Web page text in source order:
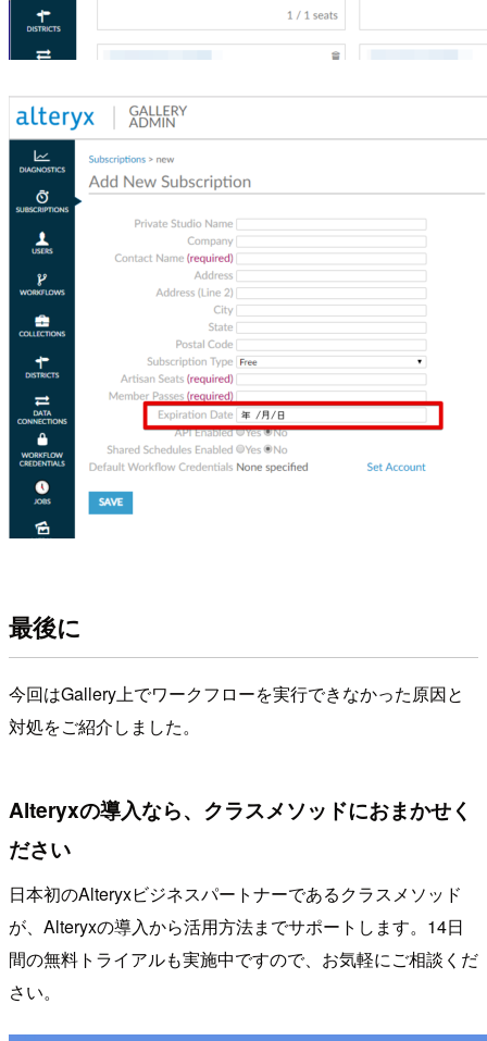
最後に
今回はGallery上でワークフローを実行できなかった原因と
対処をご紹介しました。
Alteryxの導入なら、クラスメソッドにおまかせく
ださい
日本初のAlteryxビジネスパートナーであるクラスメソッド
が、Alteryxの導入から活用方法までサポートします。14日
間の無料トライアルも実施中ですので、お気軽にご相談くだ
さい。